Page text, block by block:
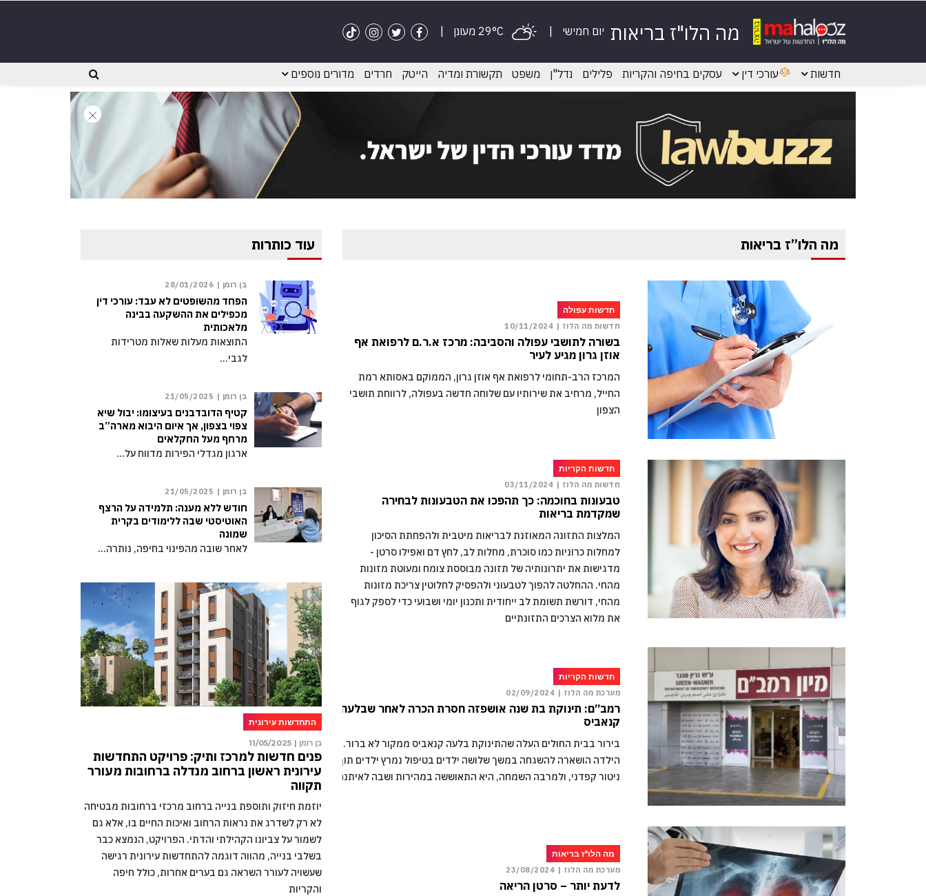
יום חמישי מה הלו"ז בריאות
חדשות עורכי דין עסקים בחיפה והקריות פלילים נדל"ן משפט תקשורת ומדיה הייטק חרדים מדורים נוספים
מה הלו”ז בריאות
חדשות עפולה
חדשות מה הלוז | 10/11/2024
בשורה לתושבי עפולה והסביבה: מרכז א.ר.ם לרפואת אף
אוזן גרון מגיע לעיר
המרכז הרב-תחומי לרפואת אף אוזן גרון, הממוקם באסותא רמת
החייל, מרחיב את שירותיו עם שלוחה חדשה בעפולה, לרווחת תושבי
הצפון
חדשות הקריות
חדשות מה הלוז | 03/11/2024
טבעונות בחוכמה: כך תהפכו את הטבעונות לבחירה
שמקדמת בריאות
המלצות התזונה המאוזנת לבריאות מיטבית ולהפחתת הסיכון
למחלות כרוניות כמו סוכרת, מחלות לב, לחץ דם ואפילו סרטן -
מדגישות את יתרונותיה של תזונה מבוססת צומח ומעוטת מזונות
מהחי. ההחלטה להפוך לטבעוני ולהפסיק לחלוטין צריכת מזונות
מהחי, דורשת תשומת לב ייחודית ותכנון יומי ושבועי כדי לספק לגוף
את מלוא הצרכים התזונתיים
חדשות הקריות
מערכת מה הלוז | 02/09/2024
רמב”ם: תינוקת בת שנה אושפזה חסרת הכרה לאחר שבלעה
קנאביס
בירור בבית החולים העלה שהתינוקת בלעה קנאביס ממקור לא ברור.
הילדה הושארה להשגחה במשך שלושה ילדים בטיפול נמרץ ילדים תוך
ניטור קפדני, ולמרבה השמחה, היא התאוששה במהירות ושבה לאיתנה
מה הלו"ז בריאות
מערכת מה הלוז | 23/08/2024
לדעת יותר – סרטן הריאה
עוד כותרות
בן רומן | 28/01/2026
הפחד מהשופטים לא עבד: עורכי דין
מכפילים את ההשקעה בבינה
מלאכותית
התוצאות מעלות שאלות מטרידות
לגבי…
בן רומן | 21/05/2025
קטיף הדובדבנים בעיצומו: יבול שיא
צפוי בצפון, אך איום היבוא מארה”ב
מרחף מעל החקלאים
ארגון מגדלי הפירות מדווח על…
בן רומן | 21/05/2025
חודש ללא מענה: תלמידה על הרצף
האוטיסטי שבה ללימודים בקרית
שמונה
לאחר שובה מהפינוי בחיפה, נותרה…
התחדשות עירונית
בן רומן | 11/05/2025
פנים חדשות למרכז ותיק: פרויקט התחדשות
עירונית ראשון ברחוב מנדלה ברחובות מעורר
תקווה
יוזמת חיזוק ותוספת בנייה ברחוב מרכזי ברחובות מבטיחה
לא רק לשדרג את נראות הרחוב ואיכות החיים בו, אלא גם
לשמור על צביונו הקהילתי והדתי. הפרויקט, הנמצא כבר
בשלבי בנייה, מהווה דוגמה להתחדשות עירונית רגישה
שעשויה לעורר השראה גם בערים אחרות, כולל חיפה
והקריות